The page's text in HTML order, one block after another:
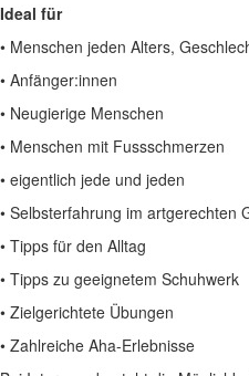
Ideal für
• Menschen jeden Alters,
• Anfänger:innen
• Neugierige Menschen
• Menschen mit Fussschmerzen
• eigentlich jede und jeden
• Selbsterfahrung im artgerechten
• Tipps für den Alltag
• Tipps zu geeignetem Schuhwerk
• Zielgerichtete Übungen
• Zahlreiche Aha-Erlebnisse